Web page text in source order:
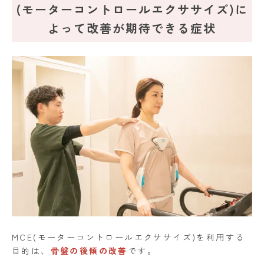
(モーターコントロールエクササイズ)に
よって改善が期待できる症状
MCE(モーターコントロールエクササイズ)を利用する
目的は、 骨盤の後傾の改善 です。